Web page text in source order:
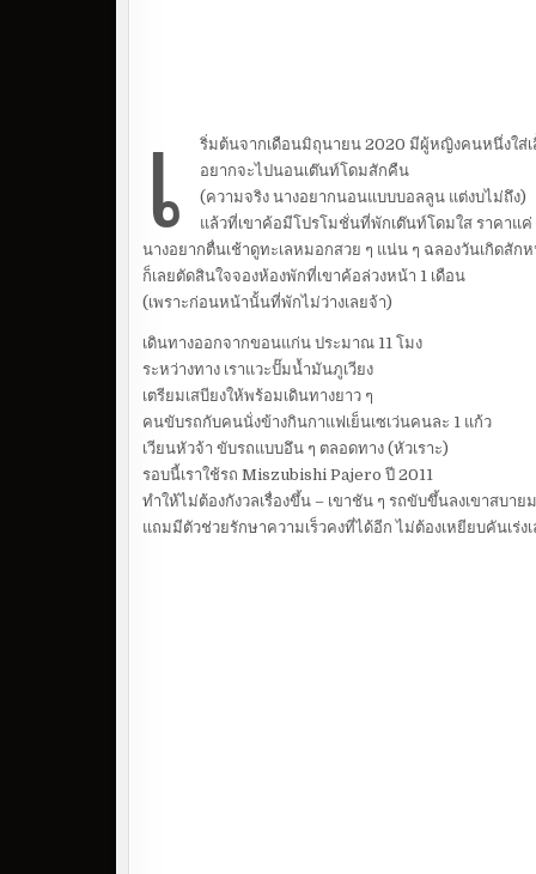
เ
ริ่มต้นจากเดือนมิถุนายน 2020 มีผู้หญิงคนหนึ่งใส่เ
อยากจะไปนอนเต๊นท์โดมสักคืน
(ความจริง นางอยากนอนแบบบอลลูน แต่งบไม่ถึง)
แล้วที่เขาค้อมีโปรโมชั่นที่พักเต๊นท์โดมใส ราคาแค่
นางอยากตื่นเช้าดูทะเลหมอกสวย ๆ แน่น ๆ ฉลองวันเกิดสัก
ก็เลยตัดสินใจจองห้องพักที่เขาค้อล่วงหน้า 1 เดือน
(เพราะก่อนหน้านั้นที่พักไม่ว่างเลยจ้า)
เดินทางออกจากขอนแก่น ประมาณ 11 โมง
ระหว่างทาง เราแวะปั๊มน้ำมันภูเวียง
เตรียมเสบียงให้พร้อมเดินทางยาว ๆ
คนขับรถกับคนนั่งข้างกินกาแฟเย็นเซเว่นคนละ 1 แก้ว
เวียนหัวจ้า ขับรถแบบอึน ๆ ตลอดทาง (หัวเราะ)
รอบนี้เราใช้รถ Miszubishi Pajero ปี 2011
ทำให้ไม่ต้องกังวลเรื่องขึ้น – เขาชัน ๆ รถขับขึ้นลงเขาสบาย
แถมมีตัวช่วยรักษาความเร็วคงที่ได้อีก ไม่ต้องเหยียบคันเร่ง